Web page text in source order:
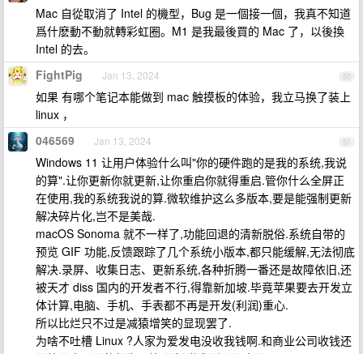
Mac 自從取消了 Intel 的機型，Bug 是一個接一個，我真不知道
爲什麽動不動就轉彩虹圈。M1 是我最後買的 Mac 了，以後換
Intel 的去。
50
FightPig Jan 13, 2024
如果 有哪个笔记本能做到 mac 触摸板的体验，我立马换了装上
linux ，
51
046569 Jan 13, 2024
Windows 11 让用户体验什么叫"你的硬件跑的是我的系统,我说
的算".让你更新你就更新,让你重启你就得重启.管你什么全屏正
在使用,我的系统我说的算.微软维护这么多版本,要是能强制更新
解决碎片化,岂不是美哉.
macOS Sonoma 就不一样了,功能回退的清新脱俗.系统自带的
预览 GIF 功能,反馈跟踪了几个系统小版本,都只能缓解,无法彻底
解决.录屏、收集日志、更新系统,各种折腾一番还是故障依旧,还
被天才 diss 国内的开发者不行,得靠新加坡.毕竟苹果要去开发立
体计算,电脑、手机、手表都不再是开发(利润)重心.
所以比烂只不过是减猿增笑的显现罢了.
为啥不吐槽 Linux ?人家为爱发电没收我钱啊.和商业公司收钱还